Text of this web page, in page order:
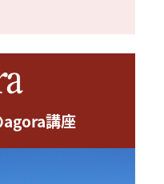
agora講座